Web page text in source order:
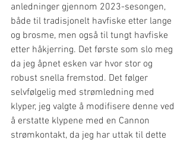
anledninger gjennom 2023-sesongen,
både til tradisjonelt havfiske etter lange
og brosme, men også til tungt havfiske
etter håkjerring. Det første som slo meg
da jeg åpnet esken var hvor stor og
robust snella fremstod. Det følger
selvfølgelig med strømledning med
klyper, jeg valgte å modifisere denne ved
å erstatte klypene med en Cannon
strømkontakt, da jeg har uttak til dette